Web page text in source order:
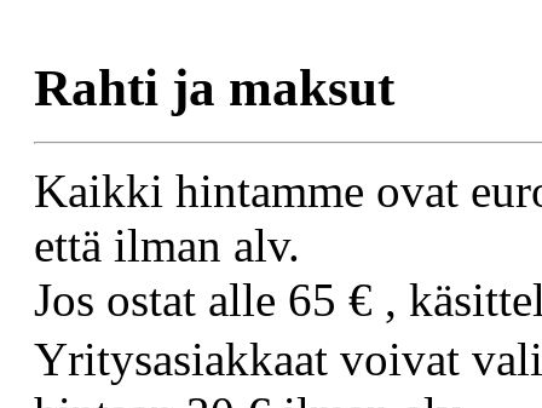
Rahti ja maksut
Kaikki hintamme ovat
että ilman alv.
Jos ostat alle 65 € ,
Yritysasiakkaat voivat